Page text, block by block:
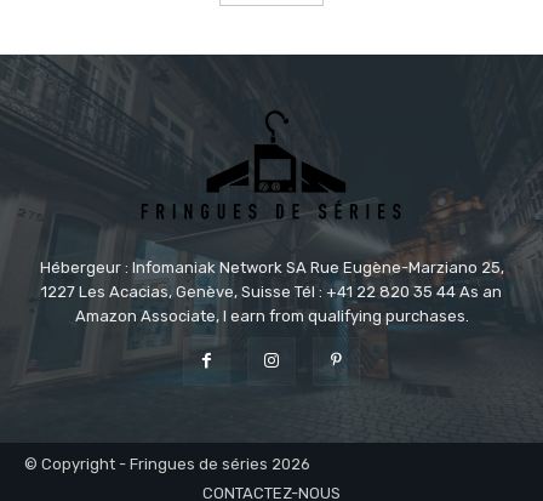
Hébergeur : Infomaniak Network SA Rue Eugène-Marziano 25,
1227 Les Acacias, Genève, Suisse Tél : +41 22 820 35 44 As an
Amazon Associate, I earn from qualifying purchases.
© Copyright - Fringues de séries 2026
CONTACTEZ-NOUS